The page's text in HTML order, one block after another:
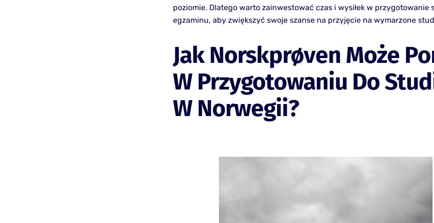
poziomie. Dlatego warto zainwestować czas i wysiłek w przygotowanie
egzaminu, aby zwiększyć swoje szanse na przyjęcie na wymarzone
Jak Norskprøven Może
W Przygotowaniu Do
W Norwegii?